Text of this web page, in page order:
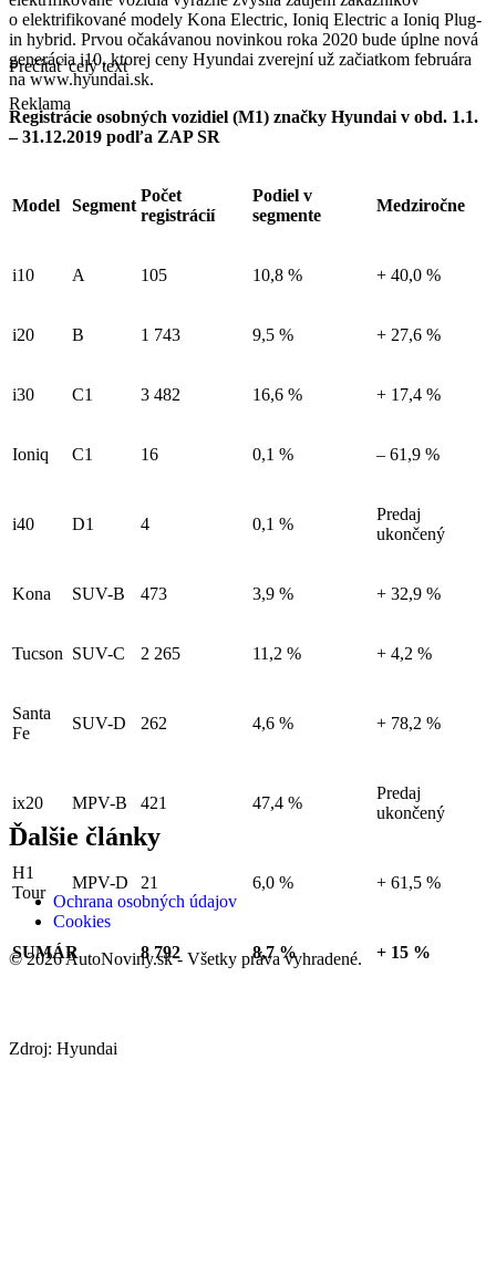
o elektrifikované modely Kona Electric, Ioniq Electric a Ioniq Plug-
in hybrid. Prvou očakávanou novinkou roka 2020 bude úplne nová
generácia i10, ktorej ceny Hyundai zverejní už začiatkom februára
na www.hyundai.sk.
Registrácie osobných vozidiel (M1) značky Hyundai v obd. 1.1.
– 31.12.2019 podľa ZAP SR
Model Segment
Počet
registrácií
Podiel v
segmente
Medziročne
i10 A 105 10,8 % + 40,0 %
i20 B 1 743 9,5 % + 27,6 %
i30 C1 3 482 16,6 % + 17,4 %
Ioniq C1 16 0,1 % – 61,9 %
i40 D1 4 0,1 %
Predaj
ukončený
Kona SUV-B 473 3,9 % + 32,9 %
Tucson SUV-C 2 265 11,2 % + 4,2 %
Santa
Fe
SUV-D 262 4,6 % + 78,2 %
ix20 MPV-B 421 47,4 %
Predaj
ukončený
H1
Tour
MPV-D 21 6,0 % + 61,5 %
SUMÁR 8 792 8,7 % + 15 %
Zdroj: Hyundai
Prečítať celý text
Reklama
Ďalšie články
Ochrana osobných údajov
Cookies
© 2026 AutoNoviny.sk - Všetky práva vyhradené.